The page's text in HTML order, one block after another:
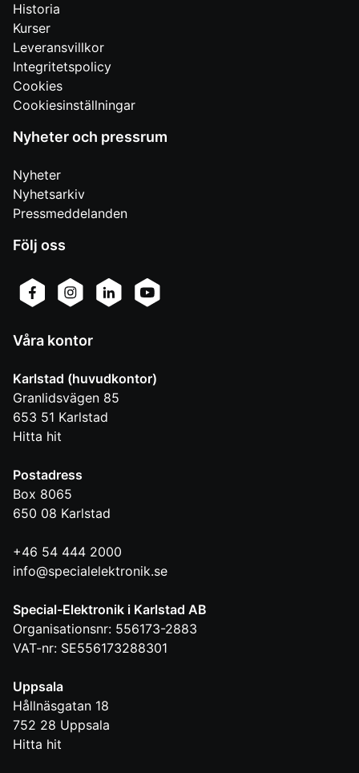
Historia
Kurser
Leveransvillkor
Integritetspolicy
Cookies
Cookiesinställningar
Nyheter och pressrum
Nyheter
Nyhetsarkiv
Pressmeddelanden
Följ oss
Våra kontor
Karlstad (huvudkontor)
Granlidsvägen 85
653 51 Karlstad
Hitta hit
Postadress
Box 8065
650 08 Karlstad
+46 54 444 2000
info@specialelektronik.se
Special-Elektronik i Karlstad AB
Organisationsnr: 556173-2883
VAT-nr: SE556173288301
Uppsala
Hållnäsgatan 18
752 28 Uppsala
Hitta hit